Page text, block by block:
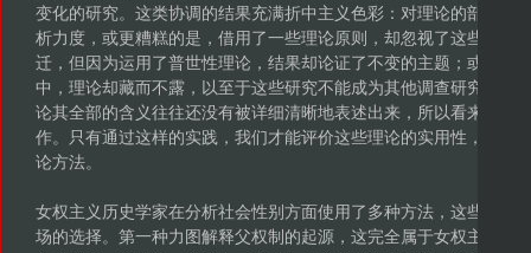
变化的研究。这类协调的结果充满折中主义色彩：对理论的部分借
析力度，或更糟糕的是，借用了一些理论原则，却忽视了这些原则
迁，但因为运用了普世性理论，结果却论证了不变的主题；或者在
中，理论却藏而不露，以至于这些研究不能成为其他调查研究的榜
论其全部的含义往往还没有被详细清晰地表述出来，所以看来还很
作。只有通过这样的实践，我们才能评价这些理论的实用性，才能
论方法。
女权主义历史学家在分析社会性别方面使用了多种方法，这些方法
场的选择。第一种力图解释父权制的起源，这完全属于女权主义的